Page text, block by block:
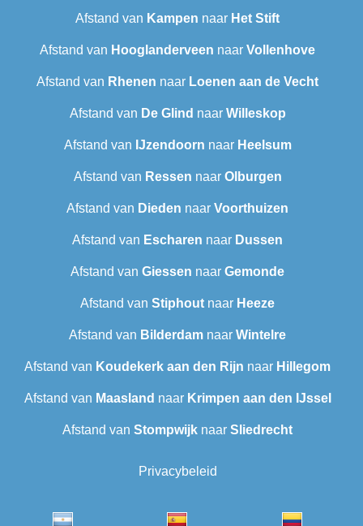
Afstand van Kampen naar Het Stift
Afstand van Hooglanderveen naar Vollenhove
Afstand van Rhenen naar Loenen aan de Vecht
Afstand van De Glind naar Willeskop
Afstand van IJzendoorn naar Heelsum
Afstand van Ressen naar Olburgen
Afstand van Dieden naar Voorthuizen
Afstand van Escharen naar Dussen
Afstand van Giessen naar Gemonde
Afstand van Stiphout naar Heeze
Afstand van Bilderdam naar Wintelre
Afstand van Koudekerk aan den Rijn naar Hillegom
Afstand van Maasland naar Krimpen aan den IJssel
Afstand van Stompwijk naar Sliedrecht
Privacybeleid